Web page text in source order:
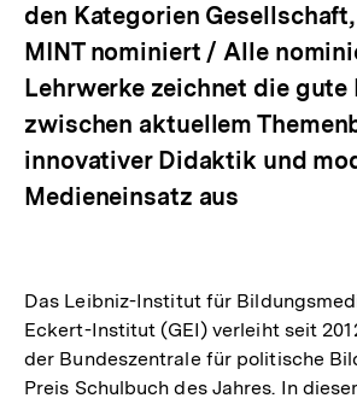
den Kategorien
MINT nominiert / Alle
Lehrwerke zeichnet die gute
zwischen aktuellem
innovativer Didaktik und
Medieneinsatz aus
Das Leibniz-Institut für
Eckert-Institut (GEI) verleiht seit
der Bundeszentrale für politische
Preis Schulbuch des Jahres. In